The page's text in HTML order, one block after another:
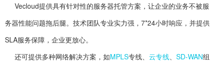
Vecloud提供具有针对性的服务器托管方案，让企业的业务不被服
务器性能问题拖后腿。技术团队专业实力强，7*24小时响应，并提供
SLA服务保障，企业更放心。
还可提供多种网络解决方案，如MPLS专线、 云专线 SD-WAN组